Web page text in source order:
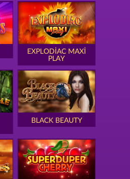
EXPLODIAC MAXI
PLAY
BLACK BEAUTY